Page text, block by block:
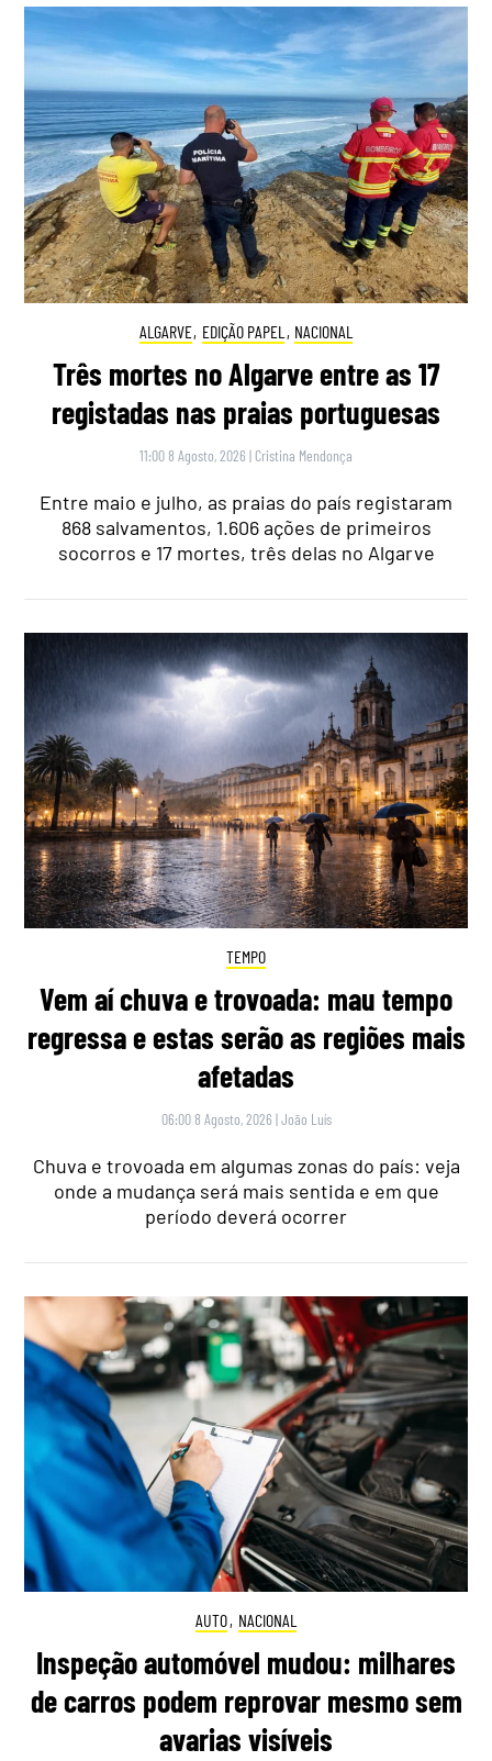
ALGARVE, EDIÇÃO PAPEL , NACIONAL
Três mortes no Algarve entre as 17
registadas nas praias portuguesas
11:00 8 Agosto, 2026 | Cristina Mendonça
Entre maio e julho, as praias do país registaram
868 salvamentos, 1.606 ações de primeiros
socorros e 17 mortes, três delas no Algarve
TEMPO
Vem aí chuva e trovoada: mau tempo
regressa e estas serão as regiões mais
afetadas
06:00 8 Agosto, 2026 |João Luís
Chuva e trovoada em algumas zonas do país: veja
onde a mudança será mais sentida e em que
período deverá ocorrer
AUTO, NACIONAL
Inspeção automóvel mudou: milhares
de carros podem reprovar mesmo sem
avarias visíveis